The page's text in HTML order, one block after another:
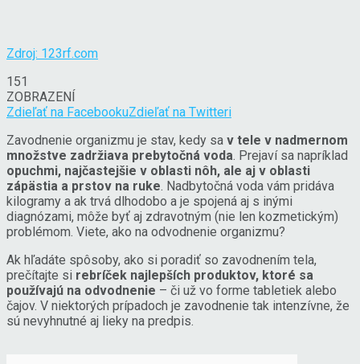
Zdroj: 123rf.com
151
ZOBRAZENÍ
Zdieľať na FacebookuZdieľať na Twitteri
Zavodnenie organizmu je stav, kedy sa v tele v nadmernom
množstve zadržiava prebytočná voda . Prejaví sa napríklad
opuchmi, najčastejšie v oblasti nôh, ale aj v oblasti
zápästia a prstov na ruke . Nadbytočná voda vám pridáva
kilogramy a ak trvá dlhodobo a je spojená aj s inými
diagnózami, môže byť aj zdravotným (nie len kozmetickým)
problémom. Viete, ako na odvodnenie organizmu?
Ak hľadáte spôsoby, ako si poradiť so zavodnením tela,
prečítajte si rebríček najlepších produktov, ktoré sa
používajú na odvodnenie – či už vo forme tabletiek alebo
čajov. V niektorých prípadoch je zavodnenie tak intenzívne, že
sú nevyhnutné aj lieky na predpis.